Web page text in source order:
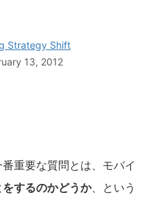
Strategy Shift
13, 2012
重要な質問とは、モバイ
するのかどうか、という